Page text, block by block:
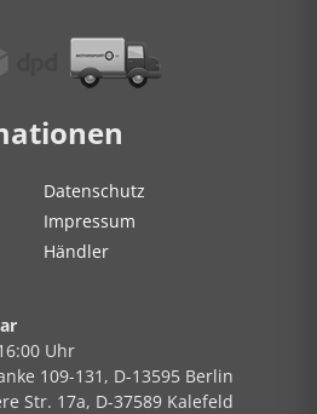
Datenschutz
Impressum
Händler
Uhr
109-131, D-13595 Berlin
Str. 17a, D-37589 Kalefeld